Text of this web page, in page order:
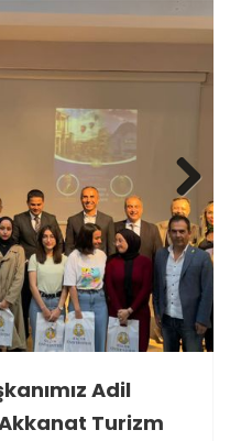
Next
Adil
Akkanat Turizm